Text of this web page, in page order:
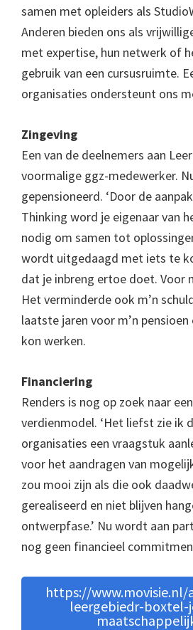
samen met opleiders als
Anderen bieden ons als
met expertise, hun netwerk of
gebruik van een cursusruimte.
organisaties ondersteunt ons
Zingeving
Een van de deelnemers aan
voormalige ggz-medewerker.
gepensioneerd. ‘Door de
Thinking word je eigenaar van
nodig om samen tot
wordt uitgedaagd met iets te
dat je inbreng ertoe doet. Voor
Het verminderde ook m’n
laatste jaren voor m’n
kon werken.
Financiering
Renders is nog op zoek naar
verdienmodel. ‘Het liefst zie ik
organisaties een vraagstuk
voor het aandragen van
zou mooi zijn als die ook
gerealiseerd en niet blijven
ontwerpfase.’ Nu wordt aan
nog geen financieel
https://www.movisie.nl/
leergebiedr-boxtel-